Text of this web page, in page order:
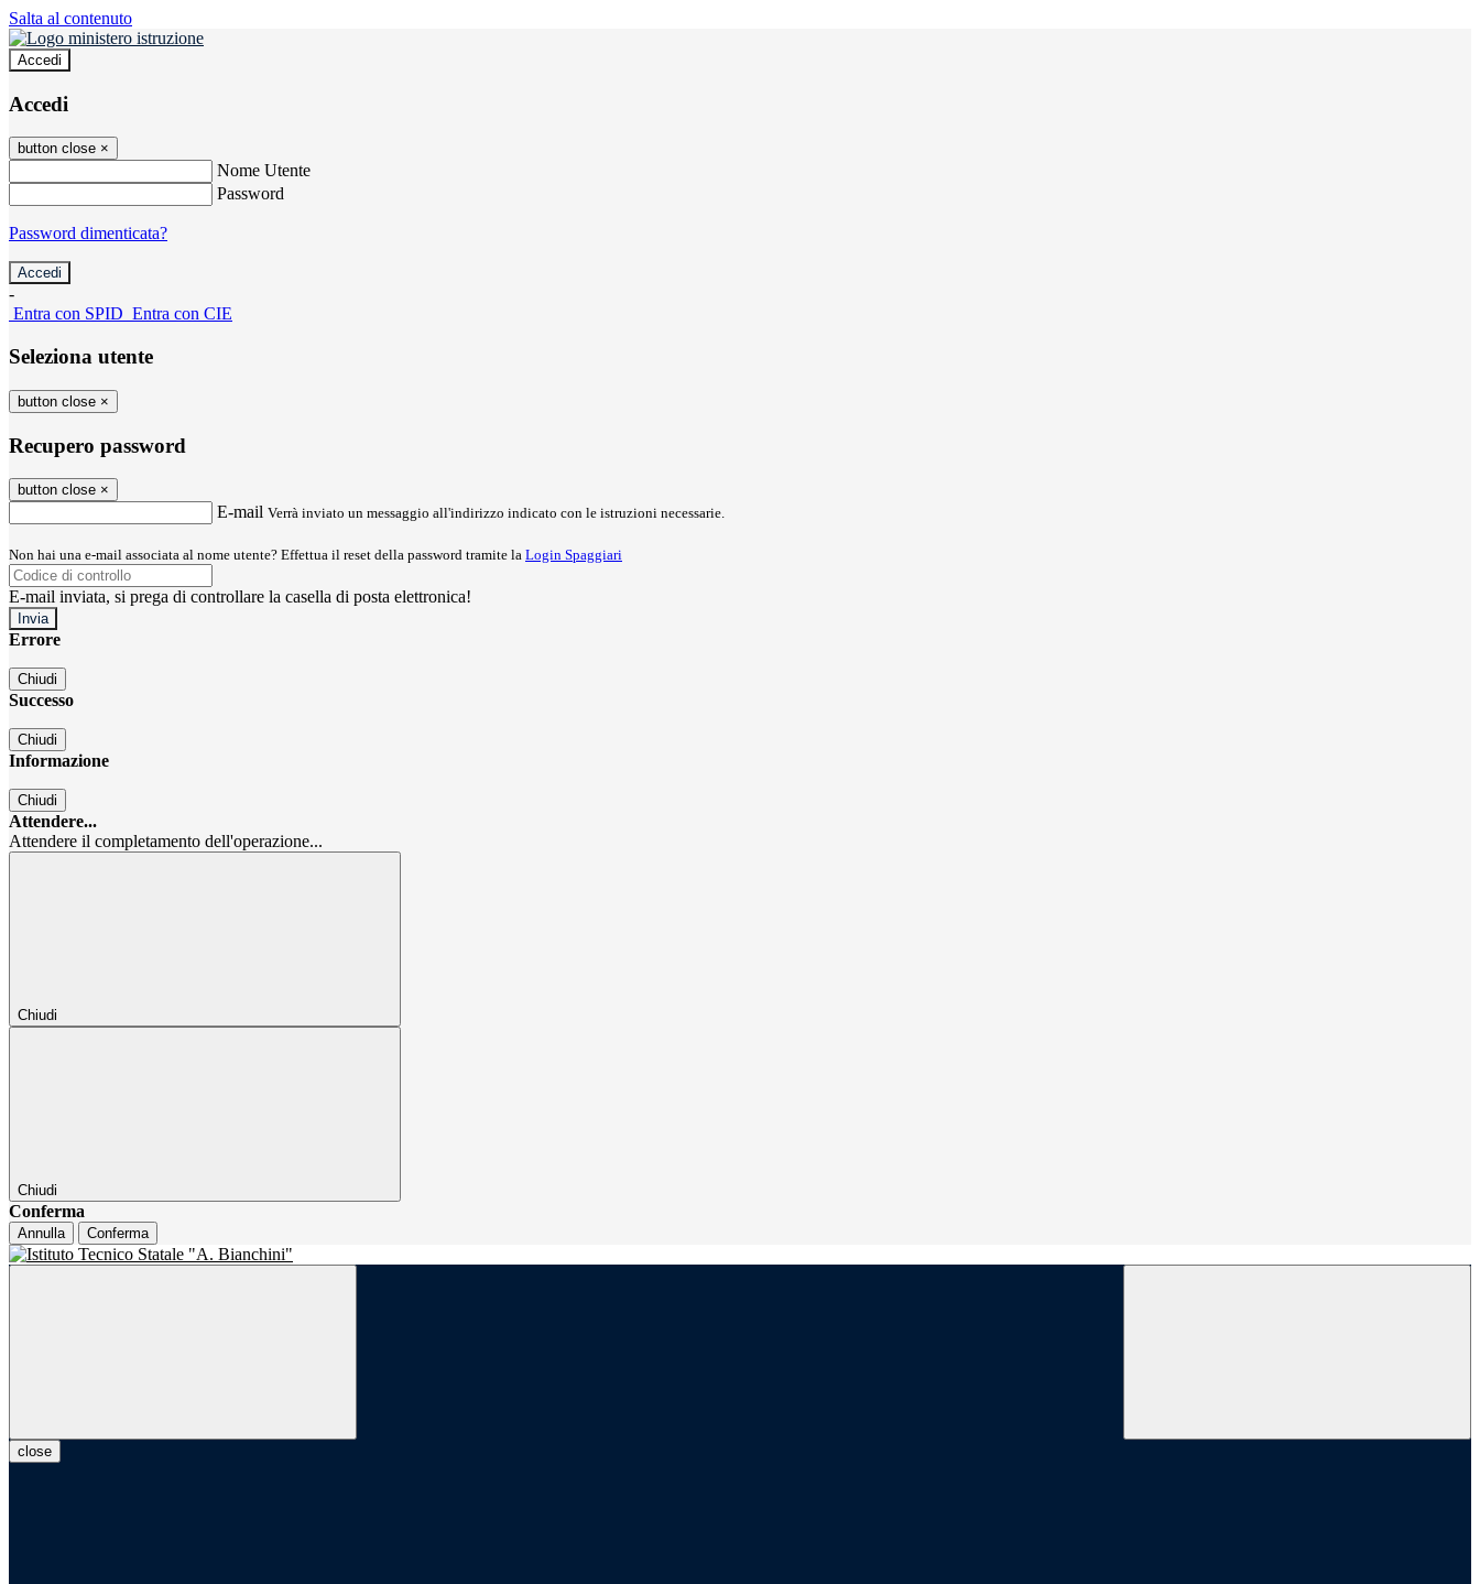
Salta al contenuto
Accedi
Accedi
button close ×
Nome Utente
Password
Password dimenticata?
-
Entra con SPID Entra con CIE
Seleziona utente
button close ×
Recupero password
button close ×
E-mail Verrà inviato un messaggio all'indirizzo indicato con le istruzioni necessarie.
Non hai una e-mail associata al nome utente? Effettua il reset della password tramite la Login Spaggiari
E-mail inviata, si prega di controllare la casella di posta elettronica!
Errore
Chiudi
Successo
Chiudi
Informazione
Chiudi
Attendere...
Attendere il completamento dell'operazione...
Chiudi
Chiudi
Conferma
Annulla Conferma
close